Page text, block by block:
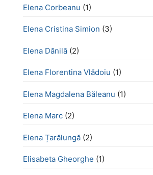
Elena Corbeanu (1)
Elena Cristina Simion (3)
Elena Dănilă (2)
Elena Florentina Vlădoiu (1)
Elena Magdalena Băleanu (1)
Elena Marc (2)
Elena Țarălungă (2)
Elisabeta Gheorghe (1)